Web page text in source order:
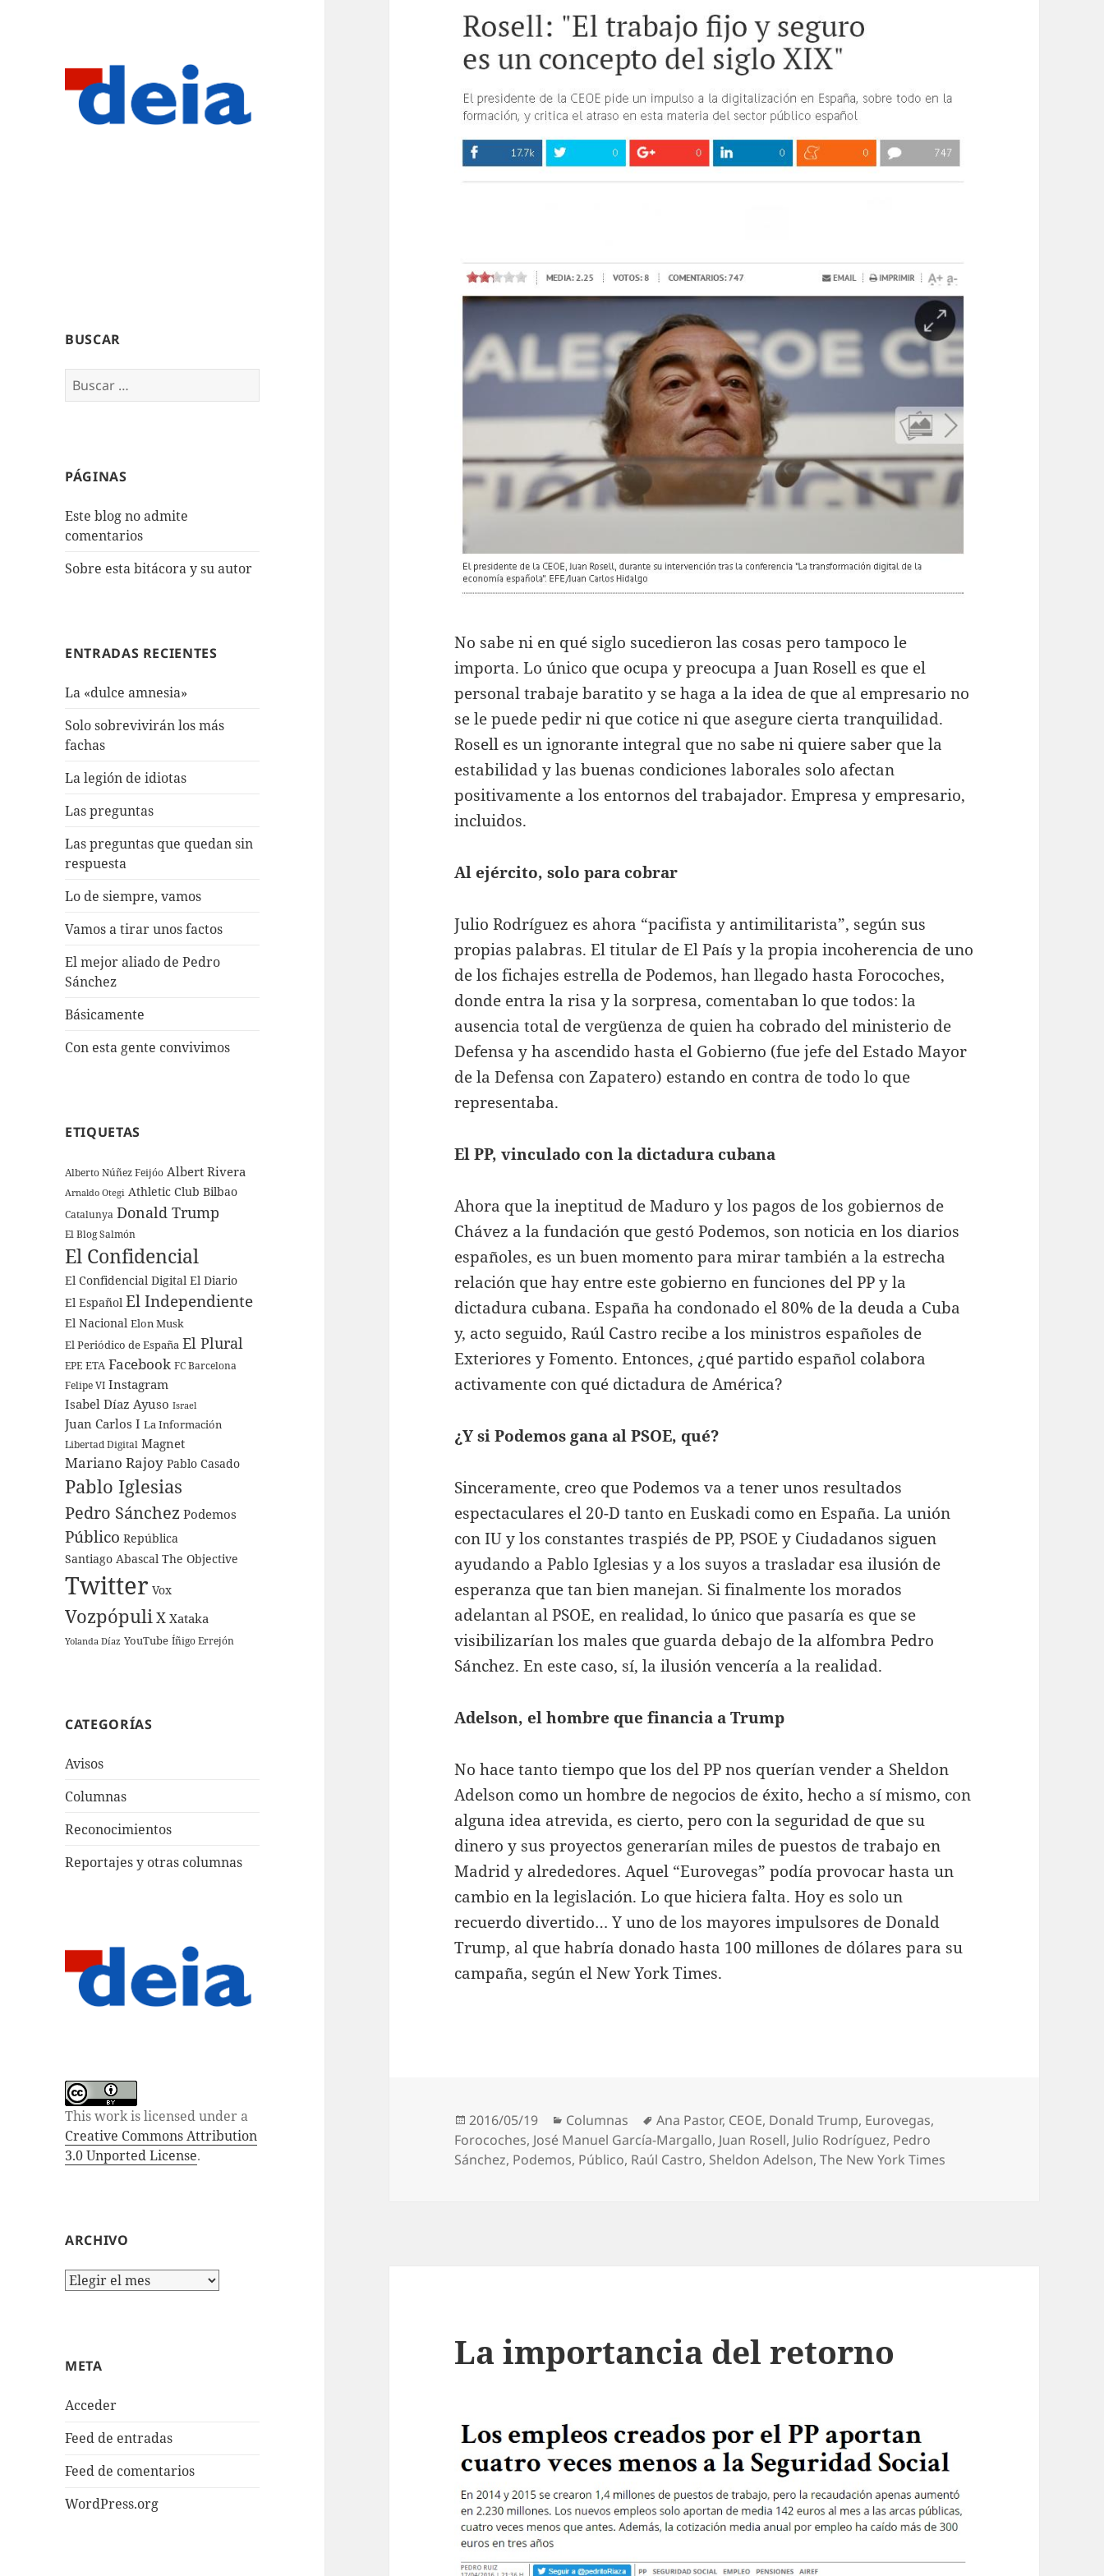
BUSCAR
Buscar:
PÁGINAS
Este blog no admite
comentarios
Sobre esta bitácora y su autor
ENTRADAS RECIENTES
La «dulce amnesia»
Solo sobrevivirán los más
fachas
La legión de idiotas
Las preguntas
Las preguntas que quedan sin
respuesta
Lo de siempre, vamos
Vamos a tirar unos factos
El mejor aliado de Pedro
Sánchez
Básicamente
Con esta gente convivimos
ETIQUETAS
Alberto Núñez Feijóo Albert Rivera
Arnaldo Otegi Athletic Club Bilbao
Catalunya Donald Trump
El Blog Salmón
El Confidencial
El Confidencial Digital El Diario
El Español El Independiente
El Nacional Elon Musk
El Periódico de España El Plural
EPE ETA Facebook FC Barcelona
Felipe VI Instagram
Isabel Díaz Ayuso Israel
Juan Carlos I La Información
Libertad Digital Magnet
Mariano Rajoy Pablo Casado
Pablo Iglesias
Pedro Sánchez Podemos
Público República
Santiago Abascal The Objective
Twitter Vox
Vozpópuli X Xataka
Yolanda Díaz YouTube Íñigo Errejón
CATEGORÍAS
Avisos
Columnas
Reconocimientos
Reportajes y otras columnas
This work is licensed under a
Creative Commons Attribution
3.0 Unported License.
ARCHIVO
Archivo
META
Acceder
Feed de entradas
Feed de comentarios
WordPress.org
No sabe ni en qué siglo sucedieron las cosas pero tampoco le
importa. Lo único que ocupa y preocupa a Juan Rosell es que el
personal trabaje baratito y se haga a la idea de que al empresario no
se le puede pedir ni que cotice ni que asegure cierta tranquilidad.
Rosell es un ignorante integral que no sabe ni quiere saber que la
estabilidad y las buenas condiciones laborales solo afectan
positivamente a los entornos del trabajador. Empresa y empresario,
incluidos.
Al ejército, solo para cobrar
Julio Rodríguez es ahora “pacifista y antimilitarista”, según sus
propias palabras. El titular de El País y la propia incoherencia de uno
de los fichajes estrella de Podemos, han llegado hasta Forocoches,
donde entra la risa y la sorpresa, comentaban lo que todos: la
ausencia total de vergüenza de quien ha cobrado del ministerio de
Defensa y ha ascendido hasta el Gobierno (fue jefe del Estado Mayor
de la Defensa con Zapatero) estando en contra de todo lo que
representaba.
El PP, vinculado con la dictadura cubana
Ahora que la ineptitud de Maduro y los pagos de los gobiernos de
Chávez a la fundación que gestó Podemos, son noticia en los diarios
españoles, es un buen momento para mirar también a la estrecha
relación que hay entre este gobierno en funciones del PP y la
dictadura cubana. España ha condonado el 80% de la deuda a Cuba
y, acto seguido, Raúl Castro recibe a los ministros españoles de
Exteriores y Fomento. Entonces, ¿qué partido español colabora
activamente con qué dictadura de América?
¿Y si Podemos gana al PSOE, qué?
Sinceramente, creo que Podemos va a tener unos resultados
espectaculares el 20-D tanto en Euskadi como en España. La unión
con IU y los constantes traspiés de PP, PSOE y Ciudadanos siguen
ayudando a Pablo Iglesias y a los suyos a trasladar esa ilusión de
esperanza que tan bien manejan. Si finalmente los morados
adelantan al PSOE, en realidad, lo único que pasaría es que se
visibilizarían los males que guarda debajo de la alfombra Pedro
Sánchez. En este caso, sí, la ilusión vencería a la realidad.
Adelson, el hombre que financia a Trump
No hace tanto tiempo que los del PP nos querían vender a Sheldon
Adelson como un hombre de negocios de éxito, hecho a sí mismo, con
alguna idea atrevida, es cierto, pero con la seguridad de que su
dinero y sus proyectos generarían miles de puestos de trabajo en
Madrid y alrededores. Aquel “Eurovegas” podía provocar hasta un
cambio en la legislación. Lo que hiciera falta. Hoy es solo un
recuerdo divertido… Y uno de los mayores impulsores de Donald
Trump, al que habría donado hasta 100 millones de dólares para su
campaña, según el New York Times.
Publicado
el
2016/05/19 Categorías
Columnas Etiquetas
Ana Pastor, CEOE, Donald Trump, Eurovegas,
Forocoches, José Manuel García-Margallo, Juan Rosell, Julio Rodríguez, Pedro
Sánchez, Podemos, Público, Raúl Castro, Sheldon Adelson,The New York Times
La importancia del retorno